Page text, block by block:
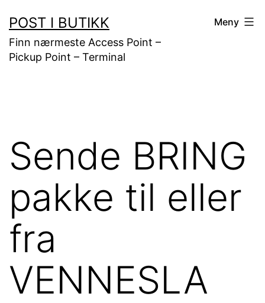
til
innhold
POST I BUTIKK
Finn nærmeste Access Point –
Pickup Point – Terminal
Meny
Sende BRING
pakke til eller
fra
VENNESLA